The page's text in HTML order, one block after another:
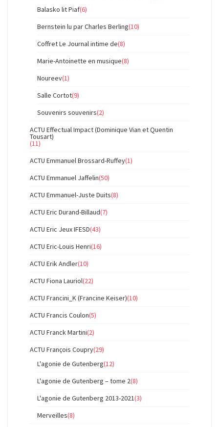
Balasko lit Piaf(6)
Bernstein lu par Charles Berling(10)
Coffret Le Journal intime de(8)
Marie-Antoinette en musique(8)
Noureev(1)
Salle Cortot(9)
Souvenirs souvenirs(2)
ACTU Effectual Impact (Dominique Vian et Quentin
Tousart)
(11)
ACTU Emmanuel Brossard-Ruffey(1)
ACTU Emmanuel Jaffelin(50)
ACTU Emmanuel-Juste Duits(8)
ACTU Eric Durand-Billaud(7)
ACTU Eric Jeux IFESD(43)
ACTU Eric-Louis Henri(16)
ACTU Erik Andler(10)
ACTU Fiona Lauriol(22)
ACTU Francini_K (Francine Keiser)(10)
ACTU Francis Coulon(5)
ACTU Franck Martini(2)
ACTU François Coupry(29)
L'agonie de Gutenberg(12)
L'agonie de Gutenberg – tome 2(8)
L'agonie de Gutenberg 2013-2021(3)
Merveilles(8)